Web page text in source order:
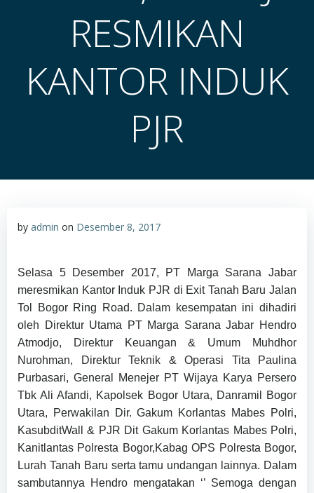
RESMIKAN
KANTOR INDUK
PJR
by admin on Desember 8, 2017
Selasa 5 Desember 2017, PT Marga Sarana Jabar
meresmikan Kantor Induk PJR di Exit Tanah Baru Jalan
Tol Bogor Ring Road. Dalam kesempatan ini dihadiri
oleh Direktur Utama PT Marga Sarana Jabar Hendro
Atmodjo, Direktur Keuangan & Umum Muhdhor
Nurohman, Direktur Teknik & Operasi Tita Paulina
Purbasari, General Menejer PT Wijaya Karya Persero
Tbk Ali Afandi, Kapolsek Bogor Utara, Danramil Bogor
Utara, Perwakilan Dir. Gakum Korlantas Mabes Polri,
KasubditWall & PJR Dit Gakum Korlantas Mabes Polri,
Kanitlantas Polresta Bogor,Kabag OPS Polresta Bogor,
Lurah Tanah Baru serta tamu undangan lainnya. Dalam
sambutannya Hendro mengatakan ‘’ Semoga dengan